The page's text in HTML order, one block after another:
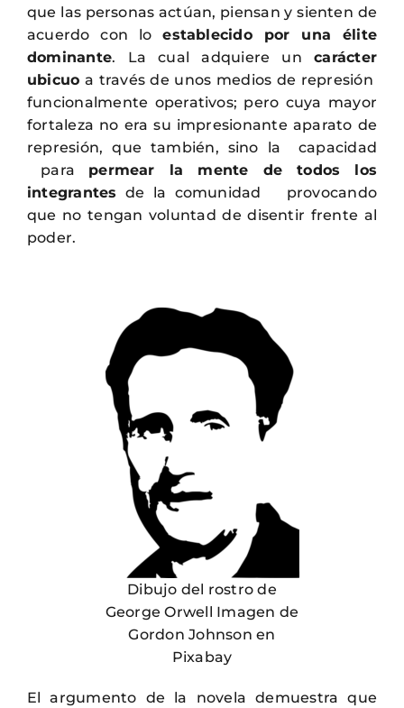
que las personas actúan, piensan y sienten de
acuerdo con loestablecido por una élite
dominante. La cual adquiere uncarácter
ubicuo a través de unos medios de represión
funcionalmente operativos; pero cuya mayor
fortaleza no era su impresionante aparato de
represión, que también, sino la capacidad
para permear la mente de todos los
integrantes de la comunidad provocando
que no tengan voluntad de disentir frente al
poder.
Dibujo del rostro de
George Orwell Imagen de
Gordon Johnson en
Pixabay
El argumento de la novela demuestra que